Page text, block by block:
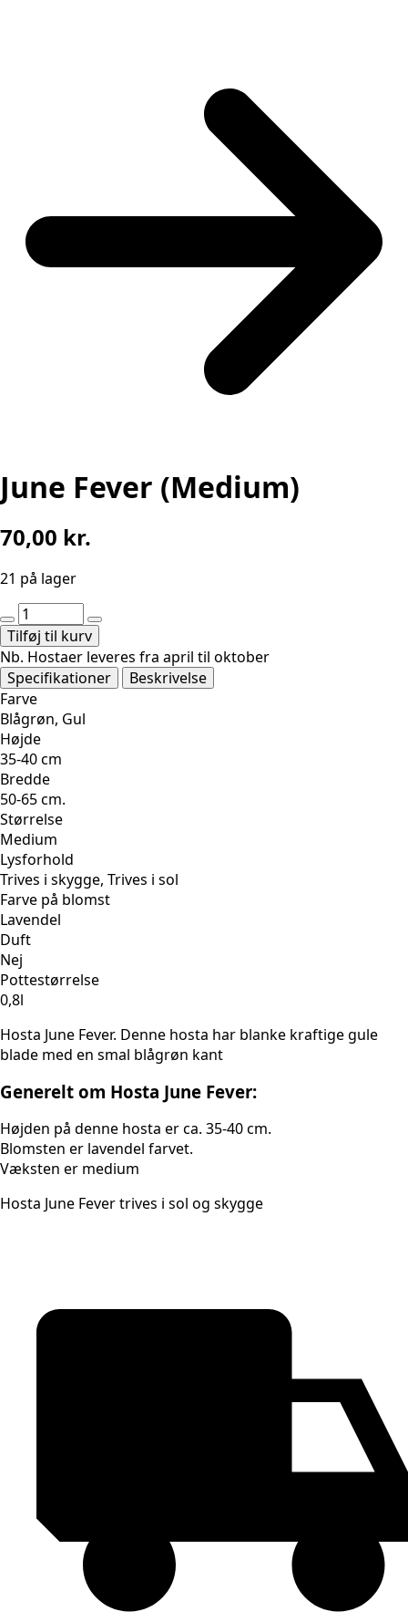
June Fever (Medium)
70,00 kr.
21 på lager
June
Fever
(Medium)
antal
Tilføj til kurv
Nb. Hostaer leveres fra april til oktober
Specifikationer
Beskrivelse
Farve
Blågrøn, Gul
Højde
35-40 cm
Bredde
50-65 cm.
Størrelse
Medium
Lysforhold
Trives i skygge, Trives i sol
Farve på blomst
Lavendel
Duft
Nej
Pottestørrelse
0,8l
Hosta June Fever. Denne hosta har blanke kraftige gule
blade med en smal blågrøn kant
Generelt om Hosta June Fever:
Højden på denne hosta er ca. 35-40 cm.
Blomsten er lavendel farvet.
Væksten er medium
Hosta June Fever trives i sol og skygge